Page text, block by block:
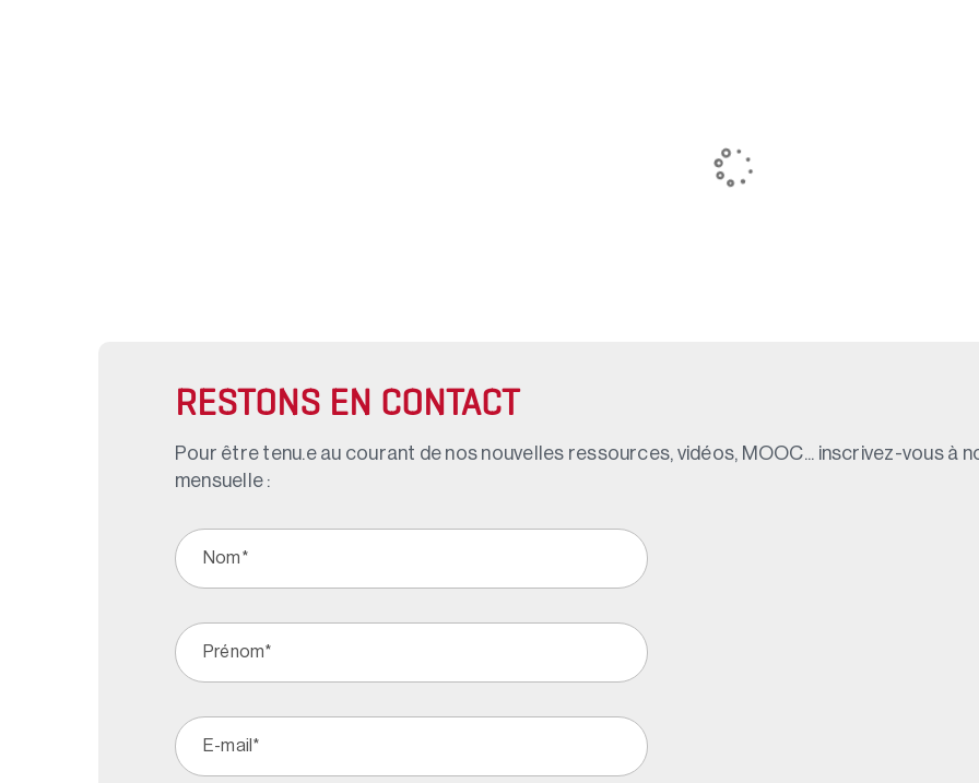
RESTONS EN CONTACT
Pour être tenu.e au courant de nos nouvelles ressources, vidéos, MOOC... inscrivez-vous à
mensuelle :